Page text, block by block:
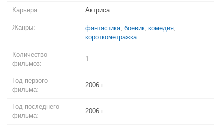
Карьера: Актриса
Жанры: фантастика боевик комедия
короткометражка
Количество
фильмов:
1
Год первого
фильма:
2006 г.
Год последнего
фильма:
2006 г.